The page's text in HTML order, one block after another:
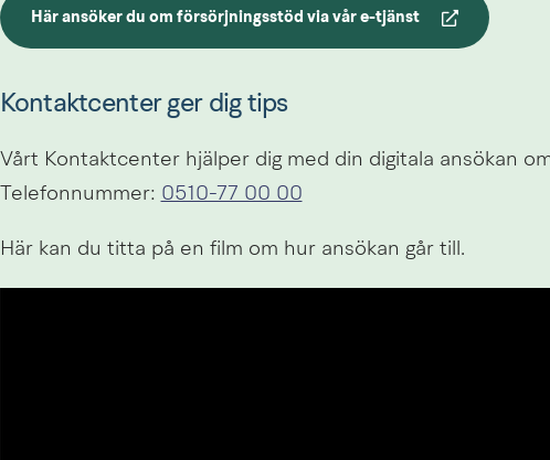
Här ansöker du om försörjningsstöd via vår e-tjänst
Länk till annan webbplats.
Kontaktcenter ger dig tips
Vårt Kontaktcenter hjälper dig med din digitala ansökan
Telefonnummer: 0510-77 00 00
Här kan du titta på en film om hur ansökan går till.